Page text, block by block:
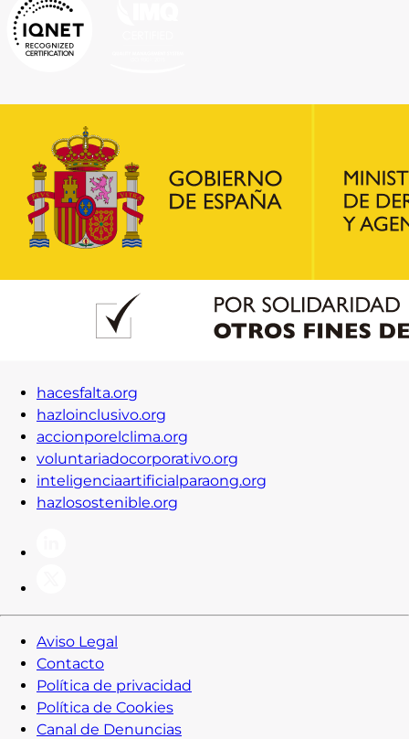
hacesfalta.org
hazloinclusivo.org
accionporelclima.org
voluntariadocorporativo.org
inteligenciaartificialparaong.org
hazlosostenible.org
Aviso Legal
Contacto
Política de privacidad
Política de Cookies
Canal de Denuncias